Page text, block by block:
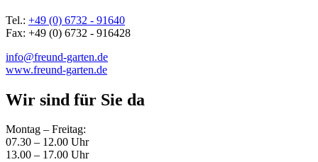
Tel.: +49 (0) 6732 - 91640
Fax: +49 (0) 6732 - 916428
info@freund-garten.de
www.freund-garten.de
Wir sind für Sie da
Montag – Freitag:
07.30 – 12.00 Uhr
13.00 – 17.00 Uhr